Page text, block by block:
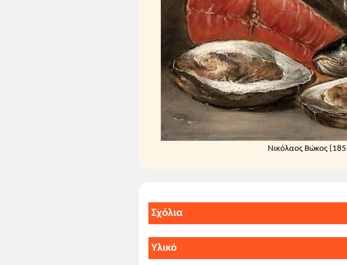
μονόκυθρον: φαγητό από διάφορα
ανακομπώνεται: ανασκουμπώνεται,
Νικόλαος Βώκος
Σχόλια
Στην εποχή των Κομνηνών, στα μέσα
Δημαρά) ή τεσσάρων (κατά την
Υλικό